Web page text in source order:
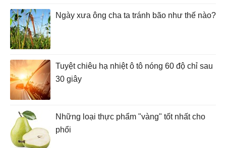
Ngày xưa ông cha ta tránh bão như thế nào?
Tuyệt chiêu hạ nhiệt ô tô nóng 60 độ chỉ sau
30 giây
Những loại thực phẩm "vàng" tốt nhất cho
phổi